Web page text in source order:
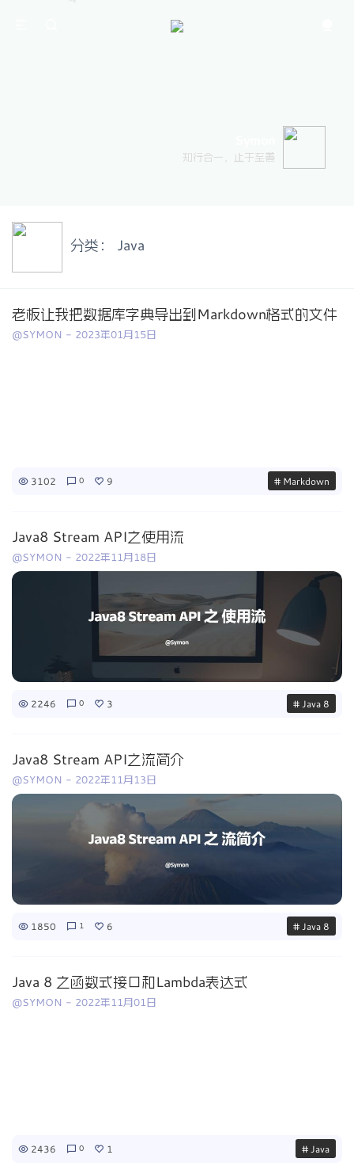
知行合一，止于至善
分类： Java
老板让我把数据库字典导出到Markdown格式的文件
@SYMON - 2023年01月15日
3102 0 9 # Markdown
Java8 Stream API之使用流
@SYMON - 2022年11月18日
2246 0 3 # Java 8
Java8 Stream API之流简介
@SYMON - 2022年11月13日
1850 1 6 # Java 8
Java 8 之函数式接口和Lambda表达式
@SYMON - 2022年11月01日
2436 0 1 # Java